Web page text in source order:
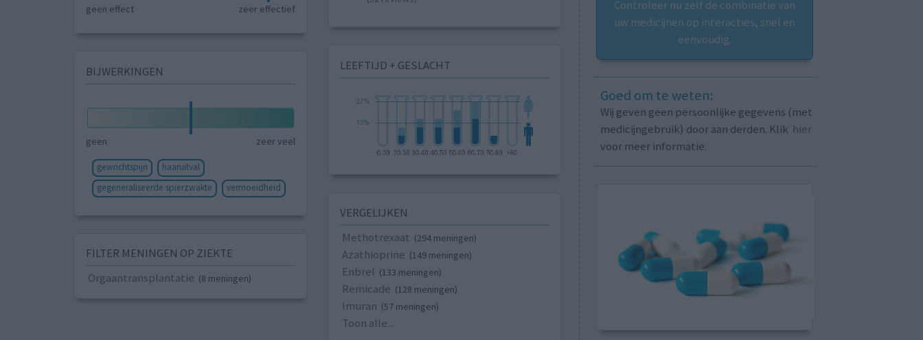
geen effect zeer effectief
BIJWERKINGEN
geen zeer veel
gewrichtspijn
haaruitval
gegeneraliseerde spierzwakte
vermoeidheid
FILTER MENINGEN OP ZIEKTE
Orgaantransplantatie (8 meningen)
LEEFTIJD + GESLACHT
VERGELIJKEN
Methotrexaat (294 meningen)
Azathioprine (149 meningen)
Enbrel (133 meningen)
Remicade (128 meningen)
Imuran (57 meningen)
Toon alle...
Controleer nu zelf de combinatie van
uw medicijnen op interacties, snel en
eenvoudig.
Goed om te weten:
Wij geven geen persoonlijke gegevens (met
medicijngebruik) door aan derden. Klik hier
voor meer informatie.